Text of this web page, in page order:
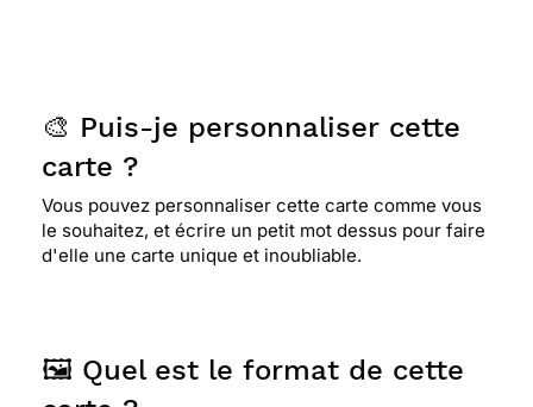
🎨 Puis-je personnaliser cette
carte ?
Vous pouvez personnaliser cette carte comme vous
le souhaitez, et écrire un petit mot dessus pour faire
d'elle une carte unique et inoubliable.
🖼️ Quel est le format de cette